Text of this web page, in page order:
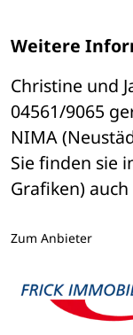
Weitere
Christine und
04561/9065
NIMA
Sie finden sie
Grafiken)
Zum Anbieter